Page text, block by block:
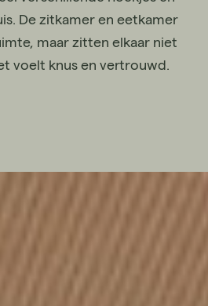
De zitkamer en eetkamer
maar zitten elkaar niet
voelt knus en vertrouwd.